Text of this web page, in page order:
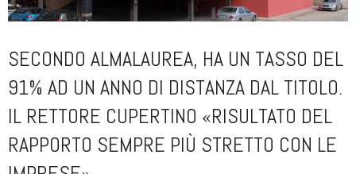
SECONDO ALMALAUREA, HA UN TASSO DEL
91% AD UN ANNO DI DISTANZA DAL TITOLO.
IL RETTORE CUPERTINO «RISULTATO DEL
RAPPORTO SEMPRE PIÙ STRETTO CON LE